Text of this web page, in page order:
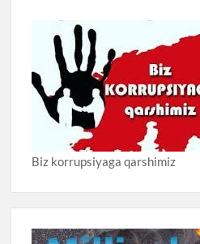
Biz korrupsiyaga qarshimiz